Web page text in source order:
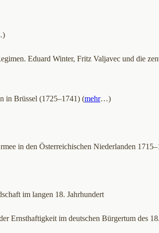
Eduard Winter, Fritz Valjavec und die
in Brüssel (1725–1741) (mehr…)
in den Österreichischen Niederlanden
im langen 18. Jahrhundert
Ernsthaftigkeit im deutschen Bürgertum des